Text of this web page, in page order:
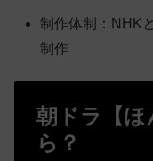
制作体制：NHK
制作
朝ドラ【
ら？